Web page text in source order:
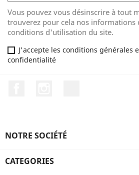
Vous pouvez vous désinscrire à tout
trouverez pour cela nos informations
conditions d'utilisation du site.
J'accepte les conditions générales
confidentialité
NOTRE SOCIÉTÉ
CATEGORIES